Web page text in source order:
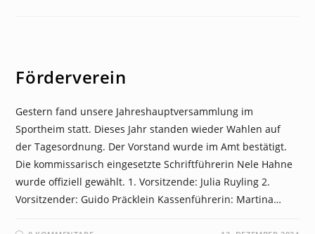
Förderverein
Gestern fand unsere Jahreshauptversammlung im
Sportheim statt. Dieses Jahr standen wieder Wahlen auf
der Tagesordnung. Der Vorstand wurde im Amt bestätigt.
Die kommissarisch eingesetzte Schriftführerin Nele Hahne
wurde offiziell gewählt. 1. Vorsitzende: Julia Ruyling 2.
Vorsitzender: Guido Präcklein Kassenführerin: Martina…